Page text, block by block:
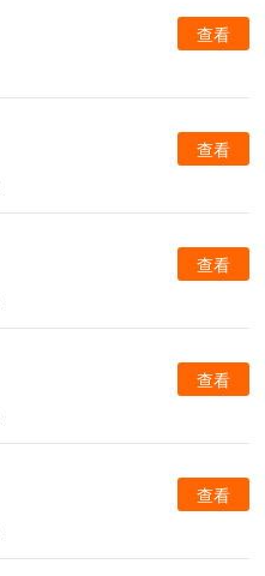
查看
查看
查看
查看
查看